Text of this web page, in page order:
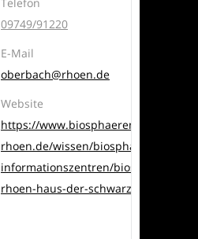
09749/91220
E-Mail
oberbach@rhoen.de
Website
https://www.biosphaerenreservat-
rhoen.de/wissen/biosphaeren-
informationszentren/
rhoen-haus-der-schwarzen-berge